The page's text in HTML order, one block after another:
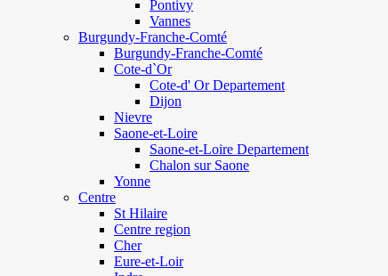
Pontivy
Vannes
Burgundy-Franche-Comté
Burgundy-Franche-Comté
Cote-d`Or
Cote-d' Or Departement
Dijon
Nievre
Saone-et-Loire
Saone-et-Loire Departement
Chalon sur Saone
Yonne
Centre
St Hilaire
Centre region
Cher
Eure-et-Loir